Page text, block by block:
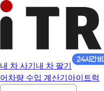
내 차 사기 내 차 팔기
어 차량 수입 계산기 아이트럭